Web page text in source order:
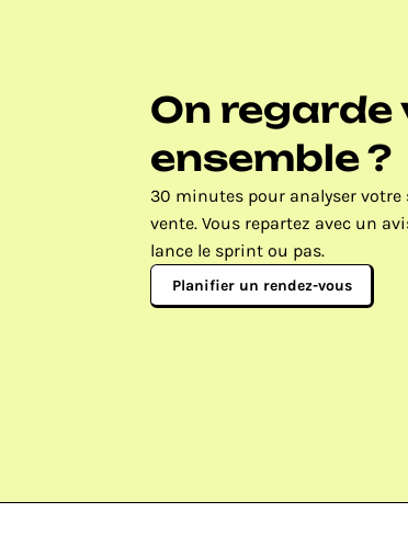
On
ensemble ?
30 minutes pour analyser votre
vente. Vous repartez avec un
lance le sprint ou pas.
Planifier un rendez-vous